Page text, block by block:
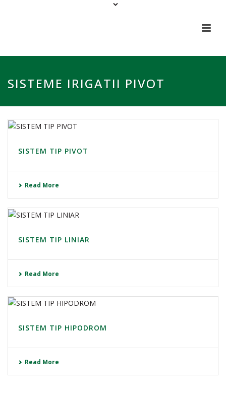
SISTEME IRIGATII PIVOT
SISTEM TIP PIVOT
Read More
SISTEM TIP LINIAR
Read More
SISTEM TIP HIPODROM
Read More